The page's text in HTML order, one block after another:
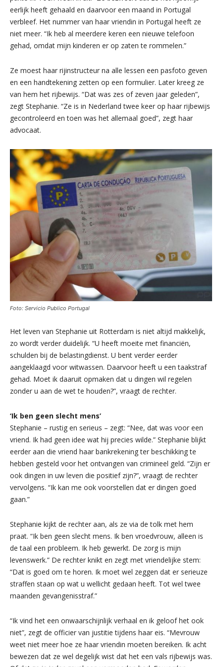
eerlijk heeft gehaald en daarvoor een maand in Portugal
verbleef. Het nummer van haar vriendin in Portugal heeft ze
niet meer. “Ik heb al meerdere keren een nieuwe telefoon
gehad, omdat mijn kinderen er op zaten te rommelen.”
Ze moest haar rijinstructeur na alle lessen een pasfoto geven
en een handtekening zetten op een formulier. Later kreeg ze
van hem het rijbewijs. “Dat was zes of zeven jaar geleden”,
zegt Stephanie. “Ze is in Nederland twee keer op haar rijbewijs
gecontroleerd en toen was het allemaal goed”, zegt haar
advocaat.
Foto: Servicio Publico Portugal
Het leven van Stephanie uit Rotterdam is niet altijd makkelijk,
zo wordt verder duidelijk. “U heeft moeite met financiën,
schulden bij de belastingdienst. U bent verder eerder
aangeklaagd voor witwassen. Daarvoor heeft u een taakstraf
gehad. Moet ik daaruit opmaken dat u dingen wil regelen
zonder u aan de wet te houden?”, vraagt de rechter.
‘Ik ben geen slecht mens’
Stephanie – rustig en serieus – zegt: “Nee, dat was voor een
vriend. Ik had geen idee wat hij precies wilde.” Stephanie blijkt
eerder aan die vriend haar bankrekening ter beschikking te
hebben gesteld voor het ontvangen van crimineel geld. “Zijn er
ook dingen in uw leven die positief zijn?”, vraagt de rechter
vervolgens. “Ik kan me ook voorstellen dat er dingen goed
gaan.”
Stephanie kijkt de rechter aan, als ze via de tolk met hem
praat. “Ik ben geen slecht mens. Ik ben vroedvrouw, alleen is
de taal een probleem. Ik heb gewerkt. De zorg is mijn
levenswerk.” De rechter knikt en zegt met vriendelijke stem:
“Dat is goed om te horen. Ik moet wel zeggen dat er serieuze
straffen staan op wat u wellicht gedaan heeft. Tot wel twee
maanden gevangenisstraf.”
“Ik vind het een onwaarschijnlijk verhaal en ik geloof het ook
niet”, zegt de officier van justitie tijdens haar eis. “Mevrouw
weet niet meer hoe ze haar vriendin moeten bereiken. Ik acht
bewezen dat ze wel degelijk wist dat het een vals rijbewijs was.